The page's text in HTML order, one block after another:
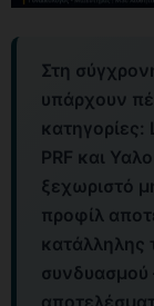
Στη
υπάρχουν
κατηγορίες:
PRF και
ξεχωριστό
προφίλ
κατάλληλης
συνδυασμού